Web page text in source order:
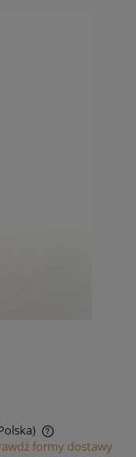
formy dostawy